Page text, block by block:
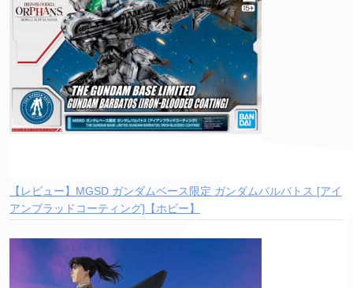
【レビュー】MGSD ガンダムベース限定 ガンダムバルバトス [アイ
アンブラッドコーティング]【ホビー】